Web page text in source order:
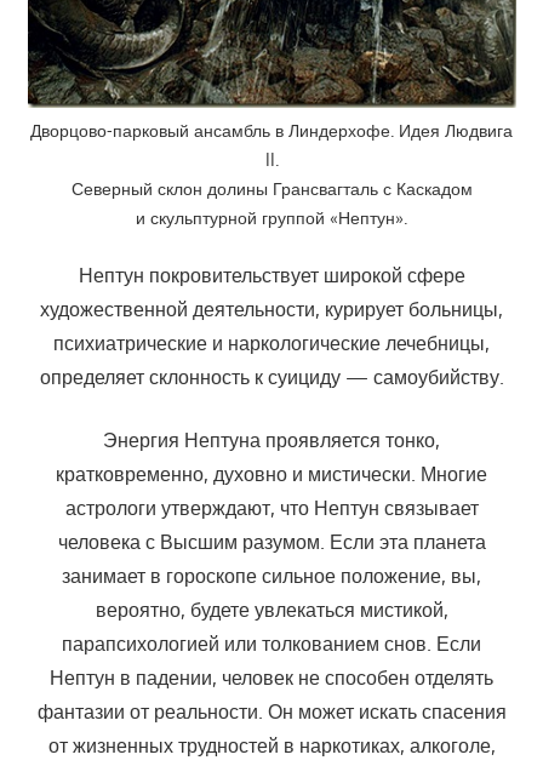
Дворцово-парковый ансамбль в Линдерхофе. Идея Людвига
II.
Северный склон долины Грансвагталь с Каскадом
и скульптурной группой «Нептун».
Нептун покровительствует широкой сфере
художественной деятельности, курирует больницы,
психиатрические и наркологические лечебницы,
определяет склонность к суициду — самоубийству.
Энергия Нептуна проявляется тонко,
кратковременно, духовно и мистически. Многие
астрологи утверждают, что Нептун связывает
человека с Высшим разумом. Если эта планета
занимает в гороскопе сильное положение, вы,
вероятно, будете увлекаться мистикой,
парапсихологией или толкованием снов. Если
Нептун в падении, человек не способен отделять
фантазии от реальности. Он может искать спасения
от жизненных трудностей в наркотиках, алкоголе,